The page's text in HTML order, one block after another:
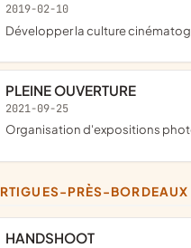
2019-02-10
développer la culture
PLEINE OUVERTURE
2021-09-25
organisation d'expositions
ARTIGUES-PRÈS-BORDEAUX
HANDSHOOT